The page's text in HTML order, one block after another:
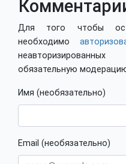
Для того чтобы
необходимо
обязательную
Имя (необязательно)
Email (необязательно)